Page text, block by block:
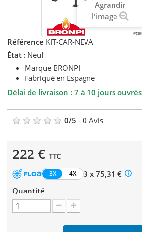
Agrandir
l'image
Référence KIT-CAR-NEVA
État : Neuf
Marque BRONPI
Fabriqué en Espagne
Délai de livraison : 7 à 10 jours ouvrés
0/5 - 0 Avis
222 € TTC
3X 4X
3 x 75,31 €
Quantité